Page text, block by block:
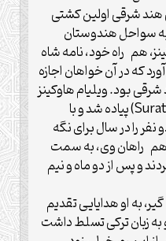
کمپانی هند شرقی اولین کشتی
سواحل هندوستان
هم راه خود، نامه شاه
که در آن خواهان اجازه
بود. ویلیام هاوکینز
اولین بار در ، ساحل «سورات» (Surat) پیاده شد و با
را در سال برای نگه
هم راهان وی، به سمت
و پس از دو ماه و نیم
به او هدایایی تقدیم
زبان ترکی تسلط داشت